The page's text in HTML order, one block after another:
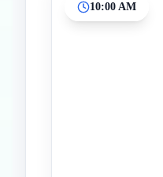
10:00 AM